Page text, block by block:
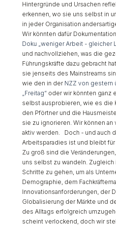
Hintergründe und Ursachen
erkennen, wo sie uns selbst in
in jeder Organisation
Wir könnten dafür
Doku „weniger Arbeit - gleicher
und nachvollziehen, was die
Führungskräfte dazu gebracht
sie jenseits des Mainstreams
wie den in der NZZ von gestern
„Freitag“oder wir könnten ganz
selbst ausprobieren, wie es die
den Pförtner und die
sie zu ignorieren. Wir können
aktiv werden. Doch - und auch
Arbeitsparadies ist und bleibt
Zu groß sind die
uns selbst zu wandeln.
Schritte zu gehen, um als
Demographie, dem
Innovationsanforderungen, der
Globalisierung der Märkte und
des Alltags erfolgreich
scheint verlockend, doch wir